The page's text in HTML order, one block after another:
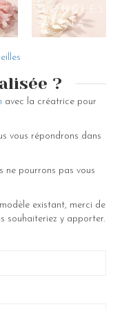
différentes.
et autres bijoux
sont bonnes pour
visite au 230 rue Saint
BOUCLES
ALINA
?
avec la créatrice pour
vous répondrons dans
ne pourrons pas vous
existant, merci de
souhaiteriez y apporter.